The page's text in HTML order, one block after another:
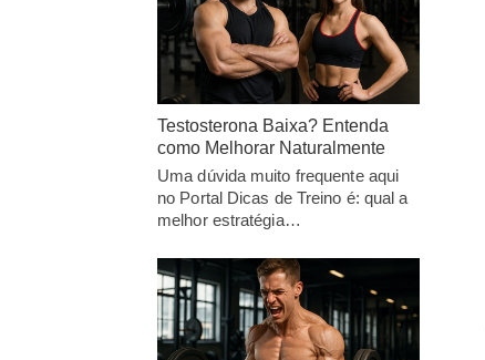
Testosterona Baixa? Entenda
como Melhorar Naturalmente
Uma dúvida muito frequente aqui
no Portal Dicas de Treino é: qual a
melhor estratégia…